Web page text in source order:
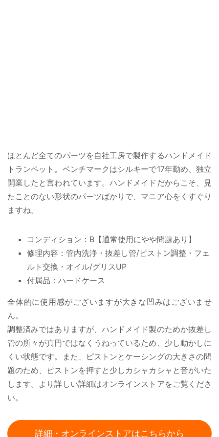
ほとんど全てのパーツを自社工房で製作するハンドメイド
トランペット。ベンチマークはシルキーで17年勤め、独立
開業したと言われています。ハンドメイドだからこそ、見
たことのない形状のパーツばかりで、マニア心をくすぐり
ますね。
コンディション：B【通常使用にやや問題あり】
修理内容：管内洗浄・抜差し管/ピストン調整・フェ
ルト交換・オイル/グリスUP
付属品：ハードケース
全体的に使用感がございますが大きな凹みはございませ
ん。
調整済みではありますが、ハンドメイド製のためか抜差し
管の所々が真円ではなくうねっているため、少し動かしに
くい状態です。また、ピストンとケーシングの大きさの問
題のため、ピストンを押すと少しカシャカシャと音がいた
します。より詳しい詳細はオンラインストアをご覧くださ
い。
詳細・オンラインストアはこちらから